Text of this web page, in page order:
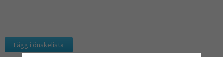
Lägg i önskelista